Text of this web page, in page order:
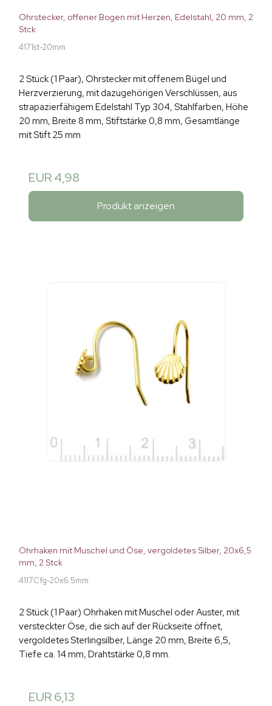
Ohrstecker, offener Bogen mit Herzen, Edelstahl, 20 mm, 2
Stck
4171st-20mm
2 Stück (1 Paar), Ohrstecker mit offenem Bügel und
Herzverzierung, mit dazugehörigen Verschlüssen, aus
strapazierfähigem Edelstahl Typ 304, Stahlfarben, Höhe
20 mm, Breite 8 mm, Stiftstärke 0,8 mm, Gesamtlänge
mit Stift 25 mm
EUR 4,98
Produkt anzeigen
Ohrhaken mit Muschel und Öse, vergoldetes Silber, 20x6,5
mm, 2 Stck
4117Cfg-20x6.5mm
2 Stück (1 Paar) Ohrhaken mit Muschel oder Auster, mit
versteckter Öse, die sich auf der Rückseite öffnet,
vergoldetes Sterlingsilber, Länge 20 mm, Breite 6,5,
Tiefe ca. 14 mm, Drahtstärke 0,8 mm.
EUR 6,13